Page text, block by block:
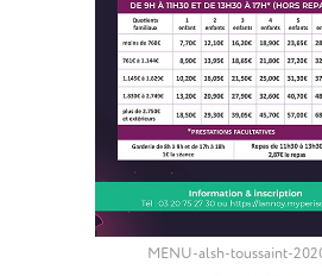
MENU-alsh-toussaint-